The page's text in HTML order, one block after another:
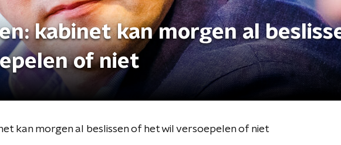
kabinet kan morgen al
of niet
kan morgen al beslissen of het wil versoepelen of niet